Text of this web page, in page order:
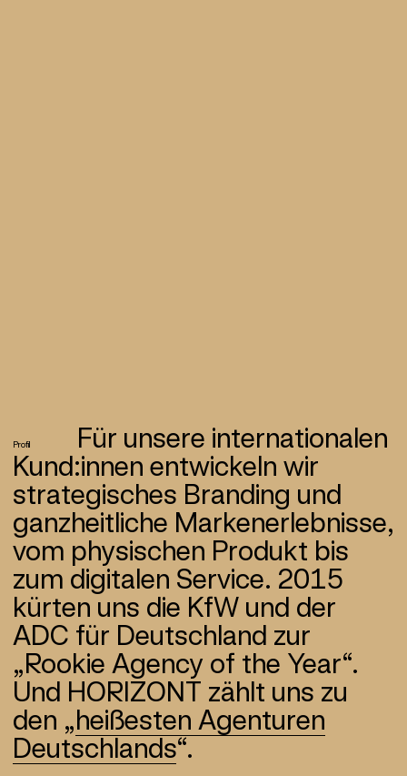
Profil
Für unsere internatio­nalen
Kund:innen ent­wickeln wir
strategisches Branding und
ganz­heitliche Marken­erlebnisse,
vom physischen Produkt bis
zum digitalen Service. 2015
kürten uns die KfW und der
ADC für Deutschland zur
„Rookie Agency of the Year“.
Und HORIZONT zählt uns zu
den „heißesten Agenturen
Deutschlands“.